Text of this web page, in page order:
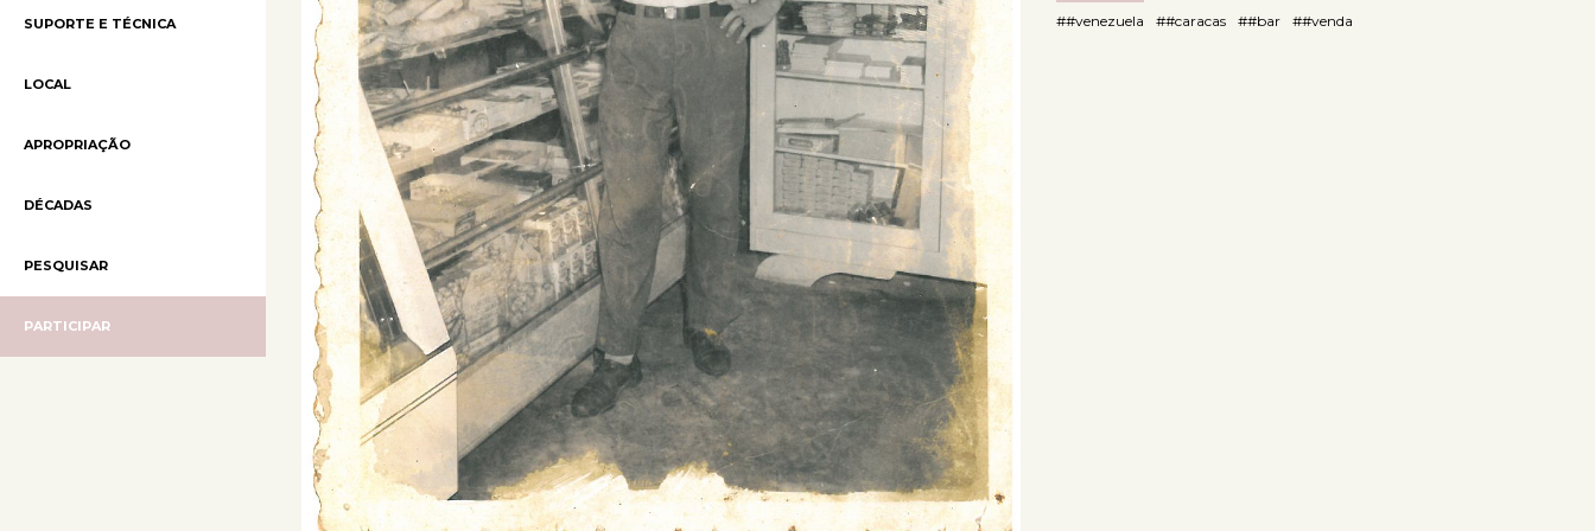
SUPORTE E TÉCNICA
LOCAL
APROPRIAÇÃO
DÉCADAS
PESQUISAR
PARTICIPAR
##venezuela ##caracas ##bar ##venda